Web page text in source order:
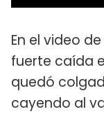
En el video
fuerte caída
quedó
cayendo al